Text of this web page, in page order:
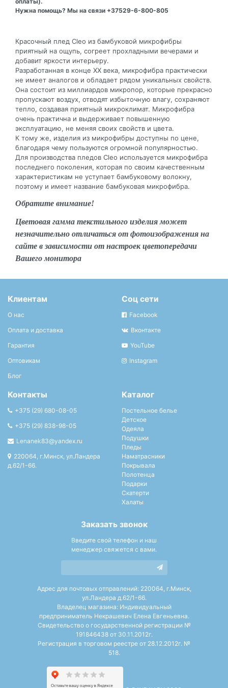
Нужна помощь? Мы на связи +37529-6-800-805
Красочный плед Cleo из бамбуковой микрофибры
приятный на ощупь, согреет прохладными вечерами и
добавит яркости интерьеру.
Разработанная в конце XX века, микрофибра практически
не имеет аналогов и обладает рядом уникальных свойств.
Она состоит из миллиардов микропор, которые прекрасно
пропускают воздух, отводят избыточную влагу, сохраняют
тепло, создавая приятный микроклимат. Микрофибра
очень практична и выдерживает повышенную
эксплуатацию, не меняя своих свойств и цвета.
К тому же, изделия из микрофибры доступны по цене,
благодаря чему пользуются огромной популярностью.
Для производства пледов Cleo используется микрофибра
последнего поколения, которая по своим качественным
характеристикам не уступает бамбуковому волокну,
поэтому и имеет название бамбуковая микрофибра.
Обратите внимание!
Цветовая гамма текстильного изделия может
незначительно отличаться от фотоизображения на
сайте в зависимости от настроек цветопередачи
Вашего монитора
Клиентам
О нас
Оплата и доставка
Гарантия
Оптовикам
Блог
Соц сети
Facebook
Вконтакте
YouTube
Instagram
Контакты
+375 (29) 680-08-05
+375 (29) 838-98-05
Lenanek83@yandex.ru
220064, г.Минск, ул.Ландера
д.62/1-66.
Каталог
Постельное белье
Детское
Одеяла
Подушки
Пледы
Наматрасники
Покрывала
Полотенца
Подарки
Скатерти
Халаты
Заказать звонок
Введите свой телефон и наш
менеджер свяжется с вами.
Адрес для почтовых отправлений: 220064, г.Минск,
ул.Ландера д.62/1-66.
Владелец магазина: Индивидуальный
предприниматель Некрашевич Елена Евгеньевна.
Свидетельство о государственной регистрации №
191846438 от 30.11.2012г.
Регистрация в торговом реестре от 28.12.2012г. №
518.